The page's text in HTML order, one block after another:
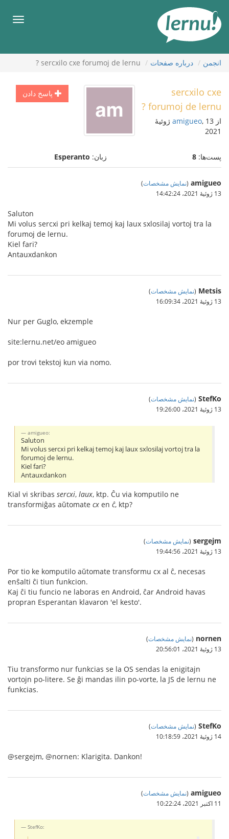
محتوا
انجمن درباره صفحات sercxilo cxe forumoj de lernu ?
پاسخ دادن
sercxilo cxe
forumoj de lernu ?
از amigueo , 13 ژوئیهٔ
2021
پست‌ها: 8 زبان: Esperanto
amigueo
(نمایش مشخصات)
13 ژوئیهٔ 2021،‏ 14:42:24
Saluton
Mi volus sercxi pri kelkaj temoj kaj laux sxlosilaj vortoj tra la
forumoj de lernu.
Kiel fari?
Antauxdankon
Metsis
(نمایش مشخصات)
13 ژوئیهٔ 2021،‏ 16:09:34
Nur per Guglo, ekzemple
site:lernu.net/eo amigueo
por trovi tekstoj kun via nomo.
StefKo
(نمایش مشخصات)
13 ژوئیهٔ 2021،‏ 19:26:00
amigueo:
Saluton
Mi volus sercxi pri kelkaj temoj kaj laux sxlosilaj vortoj tra la
forumoj de lernu.
Kiel fari?
Antauxdankon
Kial vi skribas sercxi, laux, ktp. Ĉu via komputilo ne
transformiĝas aŭtomate cx en ĉ, ktp?
sergejm
(نمایش مشخصات)
13 ژوئیهٔ 2021،‏ 19:44:56
Por tio ke komputilo aŭtomate transformu cx al ĉ, necesas
enŝalti ĉi tiun funkcion.
Kaj ĉi tiu funcio ne laboras en Android, ĉar Android havas
propran Esperantan klavaron 'el kesto'.
nornen
(نمایش مشخصات)
13 ژوئیهٔ 2021،‏ 20:56:01
Tiu transformo nur funkcias se la OS sendas la enigitajn
vortojn po-litere. Se ĝi mandas ilin po-vorte, la JS de lernu ne
funkcias.
StefKo
(نمایش مشخصات)
14 ژوئیهٔ 2021،‏ 10:18:59
@sergejm, @nornen: Klarigita. Dankon!
amigueo
(نمایش مشخصات)
11 اکتبر 2021،‏ 10:22:24
StefKo: